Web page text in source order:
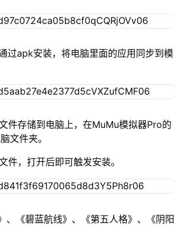
过apk安装，将电脑里面的应用同步到模
存储到电脑上，在MuMu模拟器Pro的
文件夹。
，打开后即可触发安装。
、《碧蓝航线》、《第五人格》、《阴阳